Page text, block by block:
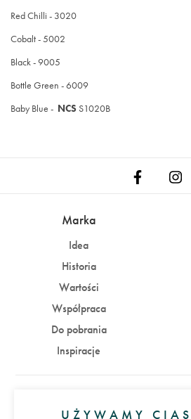
Red Chilli - 3020
Cobalt - 5002
Black - 9005
Bottle Green - 6009
Baby Blue - NCS S1020B
Marka
Idea
Historia
Wartości
Współpraca
Do pobrania
Inspiracje
UŻYWAMY